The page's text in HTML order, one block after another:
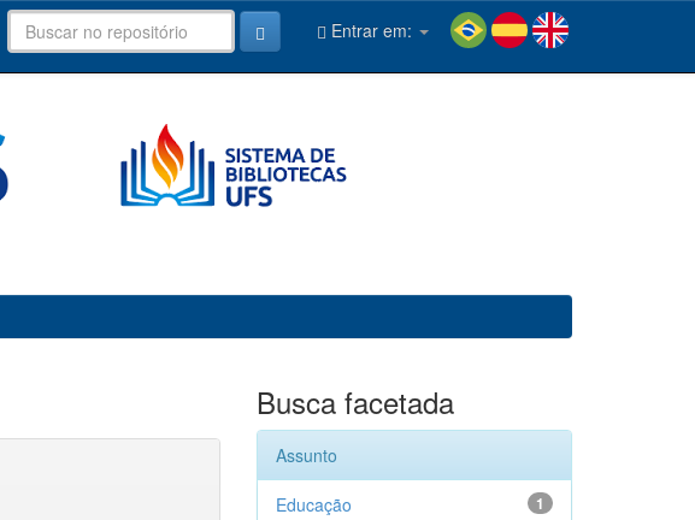
Entrar em:
Busca facetada
Assunto
1
Educação